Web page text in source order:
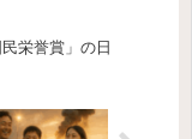
栄誉賞」の日